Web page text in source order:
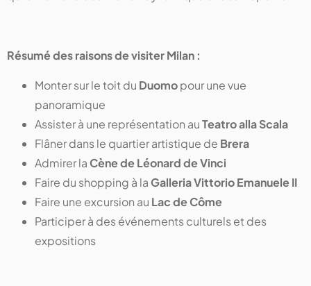
Résumé des raisons de visiter Milan :
Monter sur le toit du Duomopour une vue
panoramique
Assister à une représentation auTeatro alla Scala
Flâner dans le quartier artistique de Brera
Admirer la Cène de Léonard de Vinci
Faire du shopping à la Galleria Vittorio Emanuele II
Faire une excursion au Lac de Côme
Participer à des événements culturels et des
expositions